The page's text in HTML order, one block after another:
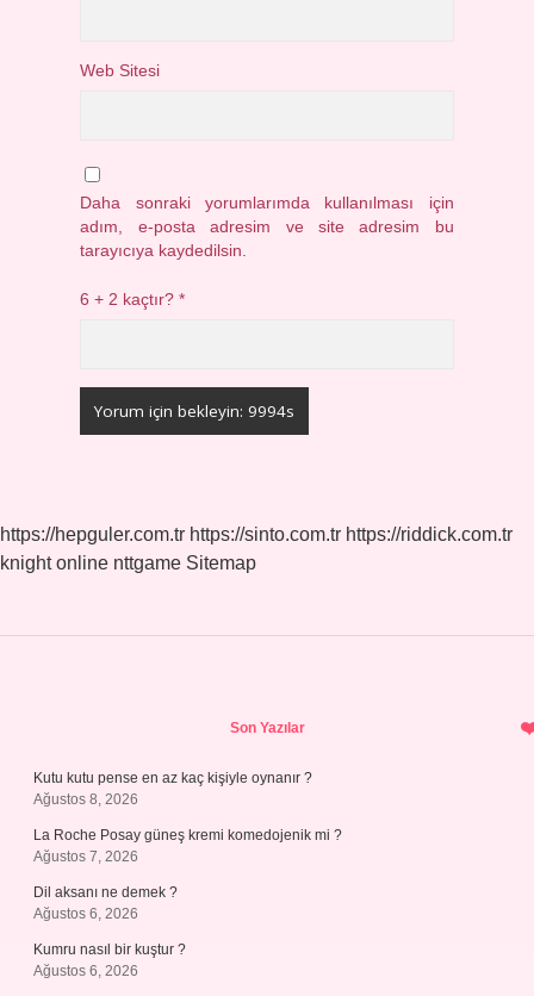
Web Sitesi
Daha sonraki yorumlarımda kullanılması için
adım, e-posta adresim ve site adresim bu
tarayıcıya kaydedilsin.
6 + 2 kaçtır?*
https://hepguler.com.tr https://sinto.com.tr https://riddick.com.tr
knight online nttgame Sitemap
Son Yazılar
Kutu kutu pense en az kaç kişiyle oynanır ?
Ağustos 8, 2026
La Roche Posay güneş kremi komedojenik mi ?
Ağustos 7, 2026
Dil aksanı ne demek ?
Ağustos 6, 2026
Kumru nasıl bir kuştur ?
Ağustos 6, 2026